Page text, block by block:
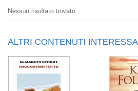
Nessun risultato trovato
ALTRI CONTENUTI